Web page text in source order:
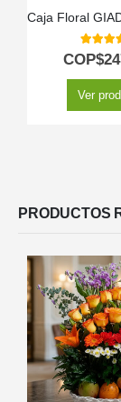
5.00
COP$
Ver
PRODUCTOS